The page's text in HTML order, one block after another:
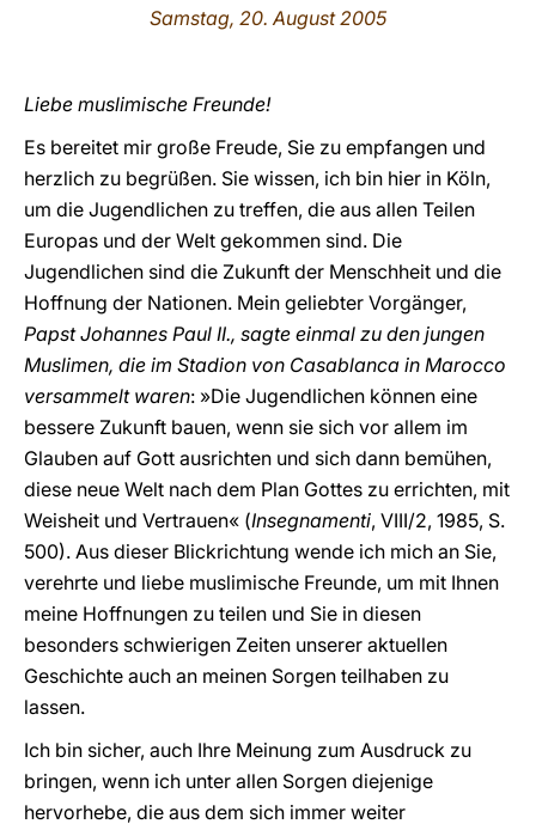
Samstag, 20. August 2005
Liebe muslimische Freunde!
Es bereitet mir große Freude, Sie zu empfangen und
herzlich zu begrüßen. Sie wissen, ich bin hier in Köln,
um die Jugendlichen zu treffen, die aus allen Teilen
Europas und der Welt gekommen sind. Die
Jugendlichen sind die Zukunft der Menschheit und die
Hoffnung der Nationen. Mein geliebter Vorgänger,
Papst Johannes Paul II., sagte einmal zu den jungen
Muslimen, die im Stadion von Casablanca in Marocco
versammelt waren: »Die Jugendlichen können eine
bessere Zukunft bauen, wenn sie sich vor allem im
Glauben auf Gott ausrichten und sich dann bemühen,
diese neue Welt nach dem Plan Gottes zu errichten, mit
Weisheit und Vertrauen« (Insegnamenti, VIII/2, 1985, S.
500). Aus dieser Blickrichtung wende ich mich an Sie,
verehrte und liebe muslimische Freunde, um mit Ihnen
meine Hoffnungen zu teilen und Sie in diesen
besonders schwierigen Zeiten unserer aktuellen
Geschichte auch an meinen Sorgen teilhaben zu
lassen.
Ich bin sicher, auch Ihre Meinung zum Ausdruck zu
bringen, wenn ich unter allen Sorgen diejenige
hervorhebe, die aus dem sich immer weiter